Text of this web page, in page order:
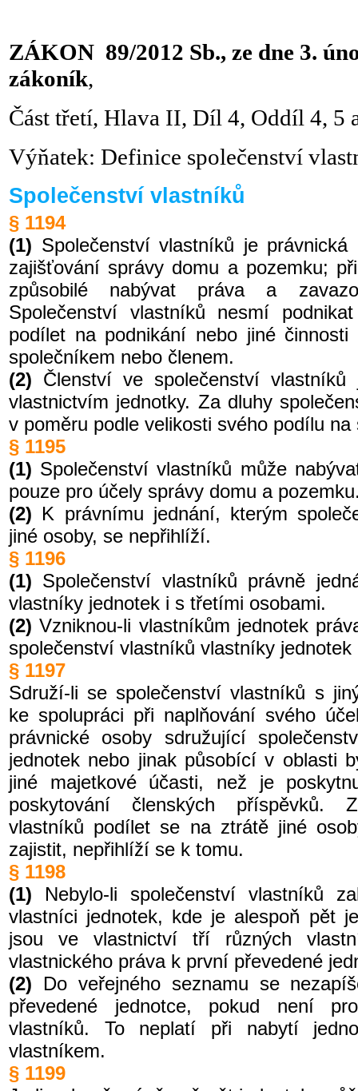
ZÁKON 89/2012 Sb., ze dne 3.
zákoník,
Část třetí, Hlava II, Díl 4, Oddíl 4, 5
Výňatek: Definice společenství
Společenství vlastníků
§ 1194
(1) Společenství vlastníků je
zajišťování správy domu a pozemku;
způsobilé nabývat práva a
Společenství vlastníků nesmí
podílet na podnikání nebo jiné
společníkem nebo členem.
(2) Členství ve společenství vlastníků
vlastnictvím jednotky. Za dluhy
v poměru podle velikosti svého podílu
§ 1195
(1) Společenství vlastníků může
pouze pro účely správy domu a
(2) K právnímu jednání, kterým
jiné osoby, se nepřihlíží.
§ 1196
(1) Společenství vlastníků právně
vlastníky jednotek i s třetími osobami.
(2) Vzniknou-li vlastníkům jednotek
společenství vlastníků vlastníky
§ 1197
Sdruží-li se společenství vlastníků s
ke spolupráci při naplňování svého
právnické osoby sdružující
jednotek nebo jinak působící v oblasti
jiné majetkové účasti, než je
poskytování členských příspěvků.
vlastníků podílet se na ztrátě jiné
zajistit, nepřihlíží se k tomu.
§ 1198
(1)
Nebylo-li společenství vlastníků
vlastníci jednotek, kde je alespoň pět
jsou ve vlastnictví tří různých
vlastnického práva k první převedené
(2)
Do veřejného seznamu se
převedené jednotce, pokud není
vlastníků. To neplatí při nabytí
vlastníkem.
§ 1199